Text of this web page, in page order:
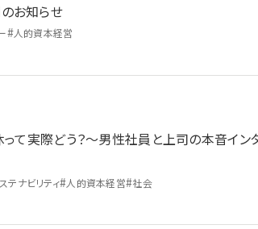
お知らせ
#人的資本経営
て実際どう？～男性社員と上司の本音イン
テナビリティ#人的資本経営#社会